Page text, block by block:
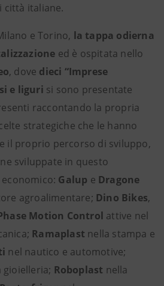
città italiane.
e Torino, la tappa odierna
ed è ospitata nello
, dove dieci “Imprese
e liguri si sono presentate
raccontando la propria
strategiche che le hanno
il proprio percorso di sviluppo,
sviluppate in questo
Galup e Dragone
agroalimentare; Dino Bikes,
Motion Control attive nel
Ramaplast nella stampa e
nel nautico e automotive;
gioielleria; Roboplast nella